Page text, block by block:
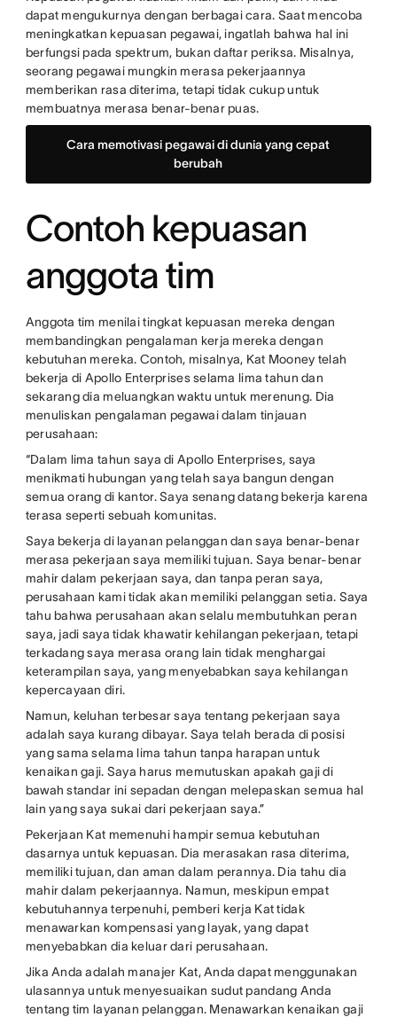
dapat mengukurnya dengan berbagai cara. Saat mencoba
meningkatkan kepuasan pegawai, ingatlah bahwa hal ini
berfungsi pada spektrum, bukan daftar periksa. Misalnya,
seorang pegawai mungkin merasa pekerjaannya
memberikan rasa diterima, tetapi tidak cukup untuk
membuatnya merasa benar-benar puas.
Cara memotivasi pegawai di dunia yang cepat
berubah
Contoh kepuasan
anggota tim
Anggota tim menilai tingkat kepuasan mereka dengan
membandingkan pengalaman kerja mereka dengan
kebutuhan mereka. Contoh, misalnya, Kat Mooney telah
bekerja di Apollo Enterprises selama lima tahun dan
sekarang dia meluangkan waktu untuk merenung. Dia
menuliskan pengalaman pegawai dalam tinjauan
perusahaan:
“Dalam lima tahun saya di Apollo Enterprises, saya
menikmati hubungan yang telah saya bangun dengan
semua orang di kantor. Saya senang datang bekerja karena
terasa seperti sebuah komunitas.
Saya bekerja di layanan pelanggan dan saya benar-benar
merasa pekerjaan saya memiliki tujuan. Saya benar-benar
mahir dalam pekerjaan saya, dan tanpa peran saya,
perusahaan kami tidak akan memiliki pelanggan setia. Saya
tahu bahwa perusahaan akan selalu membutuhkan peran
saya, jadi saya tidak khawatir kehilangan pekerjaan, tetapi
terkadang saya merasa orang lain tidak menghargai
keterampilan saya, yang menyebabkan saya kehilangan
kepercayaan diri.
Namun, keluhan terbesar saya tentang pekerjaan saya
adalah saya kurang dibayar. Saya telah berada di posisi
yang sama selama lima tahun tanpa harapan untuk
kenaikan gaji. Saya harus memutuskan apakah gaji di
bawah standar ini sepadan dengan melepaskan semua hal
lain yang saya sukai dari pekerjaan saya.”
Pekerjaan Kat memenuhi hampir semua kebutuhan
dasarnya untuk kepuasan. Dia merasakan rasa diterima,
memiliki tujuan, dan aman dalam perannya. Dia tahu dia
mahir dalam pekerjaannya. Namun, meskipun empat
kebutuhannya terpenuhi, pemberi kerja Kat tidak
menawarkan kompensasi yang layak, yang dapat
menyebabkan dia keluar dari perusahaan.
Jika Anda adalah manajer Kat, Anda dapat menggunakan
ulasannya untuk menyesuaikan sudut pandang Anda
tentang tim layanan pelanggan. Menawarkan kenaikan gaji